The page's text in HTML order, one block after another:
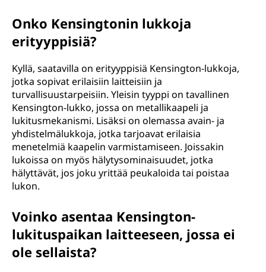
Onko Kensingtonin lukkoja
erityyppisiä?
Kyllä, saatavilla on erityyppisiä Kensington-lukkoja,
jotka sopivat erilaisiin laitteisiin ja
turvallisuustarpeisiin. Yleisin tyyppi on tavallinen
Kensington-lukko, jossa on metallikaapeli ja
lukitusmekanismi. Lisäksi on olemassa avain- ja
yhdistelmälukkoja, jotka tarjoavat erilaisia
menetelmiä kaapelin varmistamiseen. Joissakin
lukoissa on myös hälytysominaisuudet, jotka
hälyttävät, jos joku yrittää peukaloida tai poistaa
lukon.
Voinko asentaa Kensington-
lukituspaikan laitteeseen, jossa ei
ole sellaista?